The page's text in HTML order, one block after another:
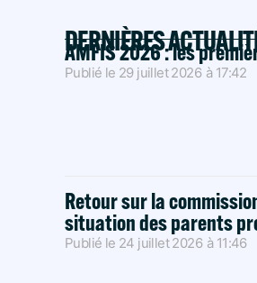
DERNIÈRES
AMFIS 2026 : les
Publié le 29 juillet 2026 à 17:42
Retour sur la
situation des parents
Publié le 24 juillet 2026 à 11:46